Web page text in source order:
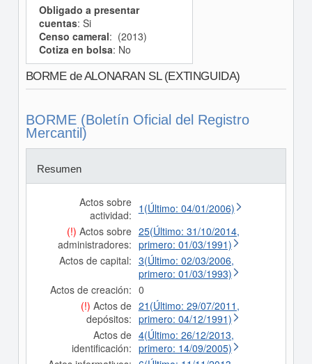
Obligado a presentar
cuentas: Si
Censo cameral: (2013)
Cotiza en bolsa: No
BORME de ALONARAN SL (EXTINGUIDA)
BORME (Boletín Oficial del Registro
Mercantil)
Resumen
Actos sobre
actividad: 1(Último: 04/01/2006)
(!) Actos sobre
administradores:
25(Último: 31/10/2014,
primero: 01/03/1991)
Actos de capital: 3(Último: 02/03/2006,
primero: 01/03/1993)
Actos de creación: 0
(!) Actos de
depósitos:
21(Último: 29/07/2011,
primero: 04/12/1991)
Actos de
identificación:
4(Último: 26/12/2013,
primero: 14/09/2005)